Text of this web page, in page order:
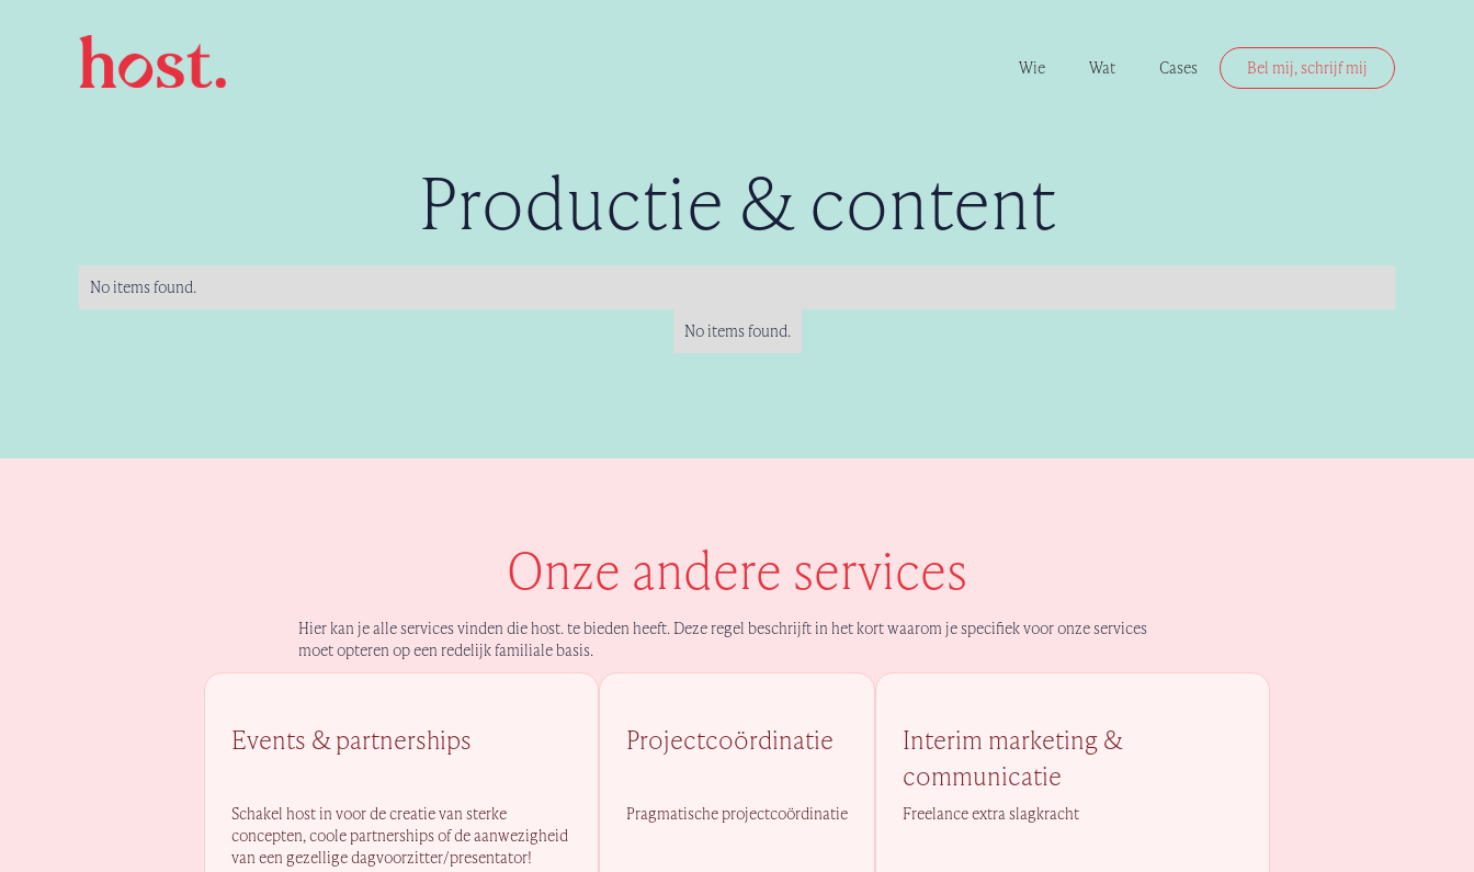
Wie Wat Cases Bel mij, schrijf mij
Productie & content
No items found.
No items found.
Onze andere services
Hier kan je alle services vinden die host. te bieden heeft. Deze regel beschrijft in het kort waarom je specifiek voor onze services
moet opteren op een redelijk familiale basis.
Events & partnerships
Schakel host in voor de creatie van sterke
concepten, coole partnerships of de aanwezigheid
van een gezellige dagvoorzitter/presentator!
Projectcoördinatie
Pragmatische projectcoördinatie
Interim marketing &
communicatie
Freelance extra slagkracht